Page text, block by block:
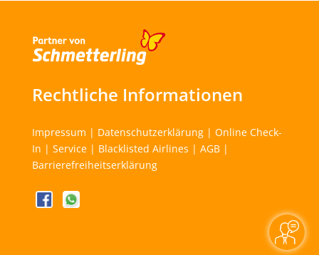
Rechtliche Informationen
Impressum | Datenschutzerklärung| Online Check-
In | Service| Blacklisted Airlines | AGB|
Barrierefreiheitserklärung